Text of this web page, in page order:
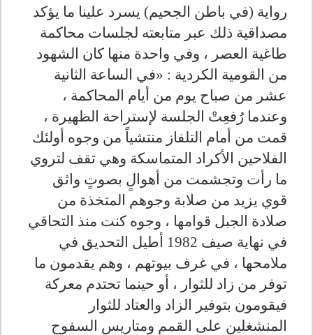
رواية (في باطن الجحيم) يسرد علينا ما يؤكد
مصداقية ذلك عبر متابعته لجلسات محاكمة
طاغية العصر ، وفي واحدة منها كان الشهود
من القومية الكردية : «في الساعة الثانية
عشر من صباح يوم من أيام المحاكمة ،
وعندما رُفعِتْ الجلسة لإستراحة الظهيرة ،
قمت من أمام التلفاز منتشياً من وجوه أولئك
الفلاحين الأكراد المتماسكة وهي تقف لتروي
ما رأت وتجشمت من أهوالٍ بصوتٍ واثق
قوي يزيد من صلابة وجوهم المتخذة من
صلادة الجبل قوامها ، وجوه كنت منذ التحاقي
في نهاية صيف 1982 أطيل التحديق في
ملامحها ، في غرف بيوتهم ، وهم يقدمون ما
توفر من زاد للثوار ، أو حينما تحتدم معركة
فيقومون بتوفير الزاد والعتاد للثوار
المنشغلين على القمم ومتاريس السفوح